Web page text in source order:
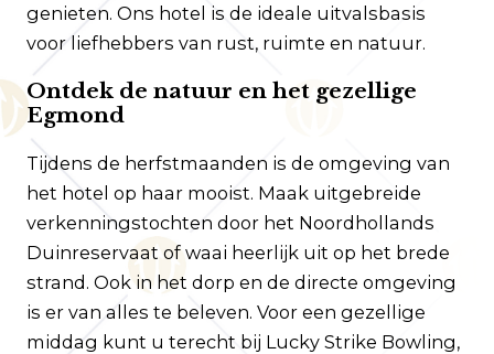
genieten. Ons hotel is de ideale uitvalsbasis
voor liefhebbers van rust, ruimte en natuur.
Ontdek de natuur en het gezellige
Egmond
Tijdens de herfstmaanden is de omgeving van
het hotel op haar mooist. Maak uitgebreide
verkenningstochten door het Noordhollands
Duinreservaat of waai heerlijk uit op het brede
strand. Ook in het dorp en de directe omgeving
is er van alles te beleven. Voor een gezellige
middag kunt u terecht bij Lucky Strike Bowling,